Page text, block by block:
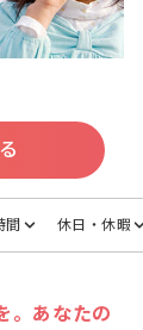
間 休日・休暇
。あなたの